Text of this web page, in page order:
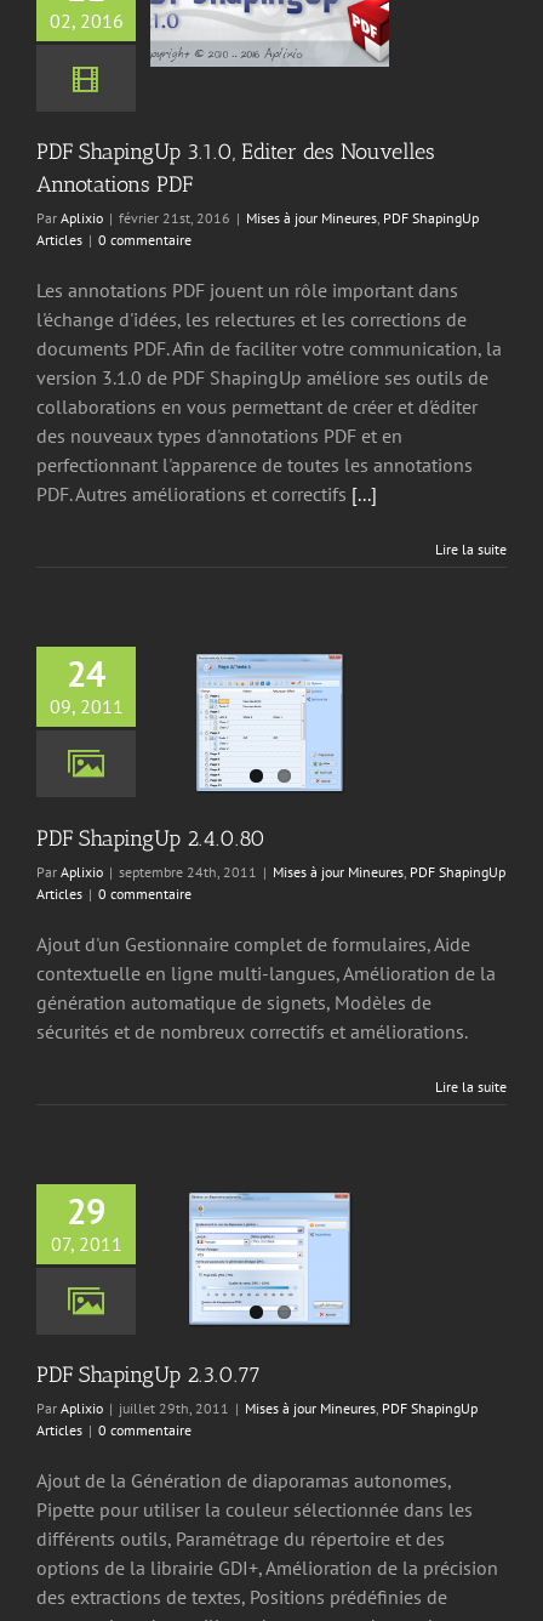
02, 2016
Annotations
PDF
Mineures PDF
Articles
PDF ShapingUp 3.1.0, Editer des Nouvelles
Annotations PDF
Par Aplixio | février 21st, 2016 | Mises à jour Mineures, PDF ShapingUp
Articles | 0 commentaire
Les annotations PDF jouent un rôle important dans
l'échange d'idées, les relectures et les corrections de
documents PDF. Afin de faciliter votre communication, la
version 3.1.0 de PDF ShapingUp améliore ses outils de
collaborations en vous permettant de créer et d'éditer
des nouveaux types d'annotations PDF et en
perfectionnant l'apparence de toutes les annotations
PDF. Autres améliorations et correctifs [...]
Lire la suite
24
09, 2011
2.4.0.80
Mineures PDF
Articles
PDF ShapingUp 2.4.0.80
Par Aplixio | septembre 24th, 2011 | Mises à jour Mineures PDF ShapingUp
Articles | 0 commentaire
Ajout d'un Gestionnaire complet de formulaires, Aide
contextuelle en ligne multi-langues, Amélioration de la
génération automatique de signets, Modèles de
sécurités et de nombreux correctifs et améliorations.
Lire la suite
29
07, 2011
2.3.0.77
Mineures PDF
Articles
PDF ShapingUp 2.3.0.77
Par Aplixio | juillet 29th, 2011 | Mises à jour Mineures, PDF ShapingUp
Articles | 0 commentaire
Ajout de la Génération de diaporamas autonomes,
Pipette pour utiliser la couleur sélectionnée dans les
différents outils, Paramétrage du répertoire et des
options de la librairie GDI+, Amélioration de la précision
des extractions de textes, Positions prédéfinies de